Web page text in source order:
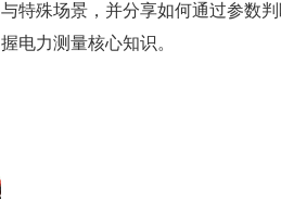
与特殊场景，并分享如何通过参数
握电力测量核心知识。